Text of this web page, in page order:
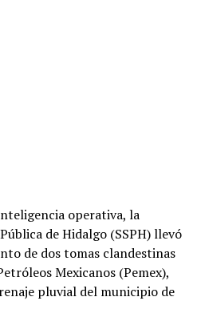
operativa, la
de Hidalgo (SSPH) llevó
de dos tomas clandestinas
Mexicanos (Pemex),
pluvial del municipio de